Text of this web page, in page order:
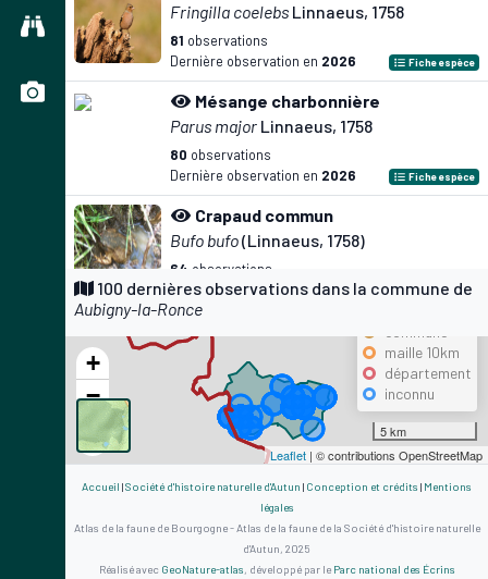
Fringilla coelebs Linnaeus, 1758
81 observations
Dernière observation en 2026 Fiche espèce
Mésange charbonnière
Parus major Linnaeus, 1758
80 observations
Dernière observation en 2026 Fiche espèce
Crapaud commun
Bufo bufo(Linnaeus, 1758)
64 observations
Dernière observation en2026 Fiche espèce
Turdus merula
Linnaeus, 1758
observations
Dernière observation en2026
Rougegorge familier
Erithacus rubecula(Linnaeus, 1758)
Dernière observation en
Mésange bleue
100 dernières observations dans la commune de
Aubigny-la-Ronce
+
−
Précision
maille 10km
département
inconnu
5 km
Leaflet | © contributions OpenStreetMap
Accueil |Société d'histoire naturelle d'Autun | Conception et crédits | Mentions
légales
Atlas de la faune de Bourgogne - Atlas de la faune de la Société d'histoire naturelle
d'Autun, 2025
Réalisé avec GeoNature-atlas, développé par le Parc national des Écrins